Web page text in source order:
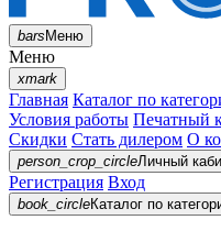
barsМеню
Меню
xmark
Главная Каталог по
Условия работы Печатный
Скидки Стать дилером О
person_crop_circleЛичный
Регистрация Вход
book_circleКаталог по